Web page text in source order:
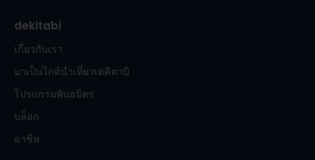
dekitabi
เกี่ยวกับเรา
มาเป็นไกด์นำเที่ยวเดคิตาบิ
โปรแกรมพันธมิตร
บล็อก
อาชีพ